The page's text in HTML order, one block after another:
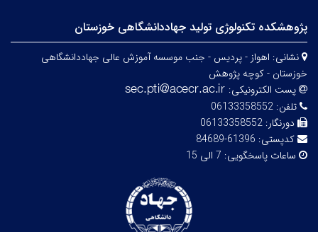
پژوهشکده تکنولوژی تولید جهاددانشگاهی خوزستان
نشانی: اهواز - پردیس - جنب موسسه آموزش عالی جهاددانشگاهی
خوزستان - کوچه پژوهش
پست الکترونیکی:
تلفن: 06133358552
دورنگار: 06133358552
کدپستی: 61396-84689
ساعات پاسخگویی: 7 الی 15